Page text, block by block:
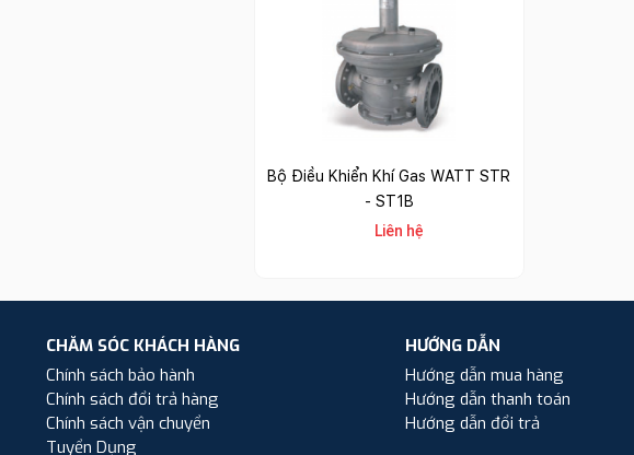
Bộ Điều Khiển Khí Gas WATT STR
- ST1B
Liên hệ
CHĂM SÓC KHÁCH HÀNG
Chính sách bảo hành
Chính sách đổi trả hàng
Chính sách vận chuyển
Tuyển Dụng
HƯỚNG DẪN
Hướng dẫn mua hàng
Hướng dẫn thanh toán
Hướng dẫn đổi trả